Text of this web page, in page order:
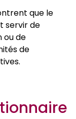
que le
servir de
ou de
de